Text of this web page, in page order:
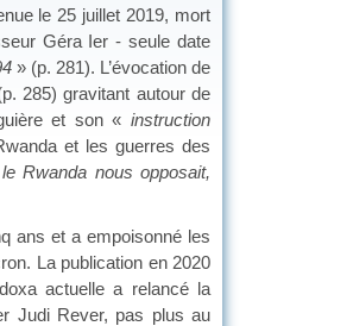
le 25 juillet 2019, mort
Géra Ier - seule date
» (p. 281). L’évocation de
285) gravitant autour de
et son « instruction
et les guerres des
Rwanda nous opposait,
ans et a empoisonné les
La publication en 2020
actuelle a relancé la
Judi Rever, pas plus au